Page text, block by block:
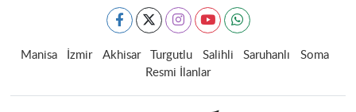
Manisa İzmir Akhisar Turgutlu Salihli Saruhanlı
Soma
Resmi İlanlar